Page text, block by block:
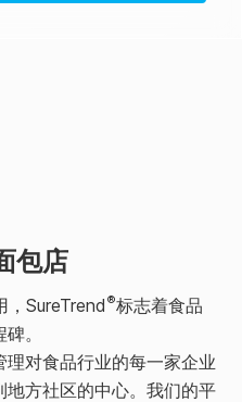
包店
SureTrend ®标志着食品
。
对食品行业的每一家企业
方社区的中心。我们的平